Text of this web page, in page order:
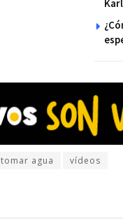
tomar agua vídeos